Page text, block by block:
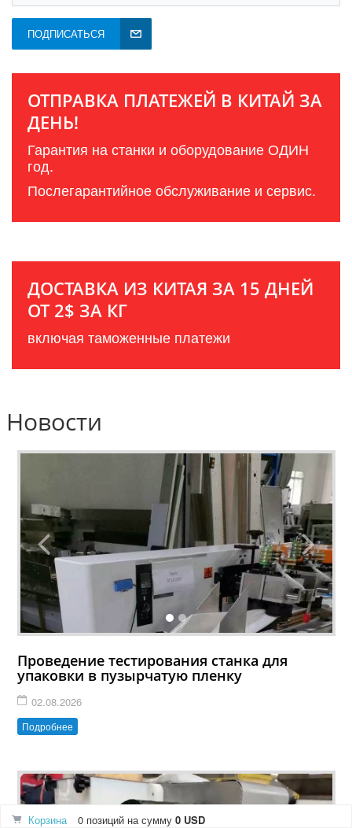
ПОДПИСАТЬСЯ
ОТПРАВКА ПЛАТЕЖЕЙ В КИТАЙ ЗА
ДЕНЬ!
Гарантия на станки и оборудование ОДИН
год.
Послегарантийное обслуживание и сервис.
ДОСТАВКА ИЗ КИТАЯ ЗА 15 ДНЕЙ
ОТ 2$ ЗА КГ
включая таможенные платежи
Новости
Проведение тестирования станка для
упаковки в пузырчатую пленку
02.08.2026
Подробнее
Корзина 0 позиций на сумму 0 USD